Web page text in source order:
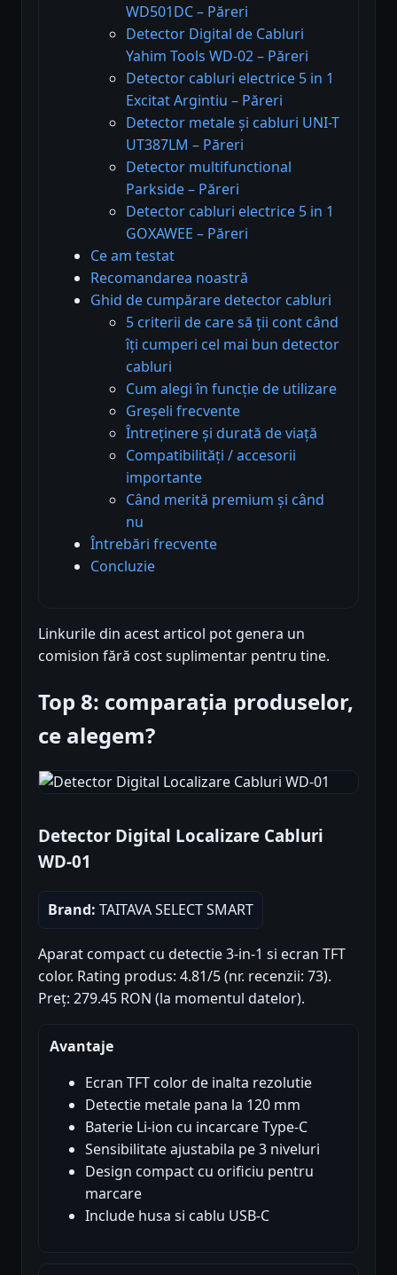
WD501DC – Păreri
Detector Digital de Cabluri
Yahim Tools WD-02 – Păreri
Detector cabluri electrice 5 in 1
Excitat Argintiu – Păreri
Detector metale și cabluri UNI-T
UT387LM – Păreri
Detector multifunctional
Parkside – Păreri
Detector cabluri electrice 5 in 1
GOXAWEE – Păreri
Ce am testat
Recomandarea noastră
Ghid de cumpărare detector cabluri
5 criterii de care să ții cont când
îți cumperi cel mai bun detector
cabluri
Cum alegi în funcție de utilizare
Greșeli frecvente
Întreținere și durată de viață
Compatibilități / accesorii
importante
Când merită premium și când
nu
Întrebări frecvente
Concluzie
Linkurile din acest articol pot genera un
comision fără cost suplimentar pentru tine.
Top 8: comparația produselor,
ce alegem?
Detector Digital Localizare Cabluri
WD-01
Brand: TAITAVA SELECT SMART
Aparat compact cu detectie 3-in-1 si ecran TFT
color. Rating produs: 4.81/5 (nr. recenzii: 73).
Preț: 279.45 RON (la momentul datelor).
Avantaje
Ecran TFT color de inalta rezolutie
Detectie metale pana la 120 mm
Baterie Li-ion cu incarcare Type-C
Sensibilitate ajustabila pe 3 niveluri
Design compact cu orificiu pentru
marcare
Include husa si cablu USB-C